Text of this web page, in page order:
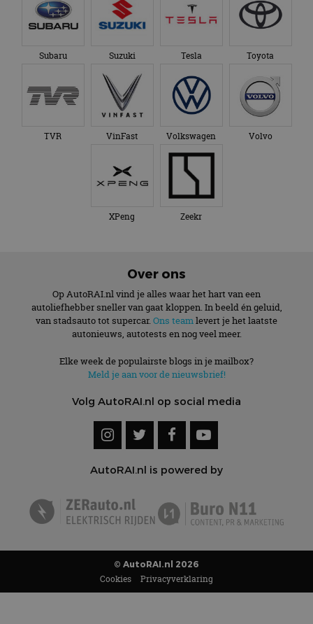
Subaru Suzuki Tesla Toyota
TVR VinFast Volkswagen Volvo
XPeng Zeekr
Over ons
Op AutoRAI.nl vind je alles waar het hart van een
autoliefhebber sneller van gaat kloppen. In beeld én geluid,
van stadsauto tot supercar. Ons teamlevert je het laatste
autonieuws, autotests en nog veel meer.
Elke week de populairste blogs in je mailbox?
Meld je aan voor de nieuwsbrief!
Volg AutoRAI.nl op social media
AutoRAI.nl is powered by
© AutoRAI.nl 2026
Cookies Privacyverklaring